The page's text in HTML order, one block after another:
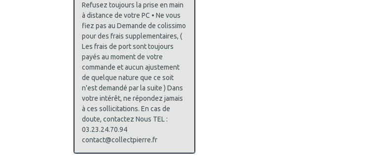
Refusez toujours la prise en main
à distance de votre PC • Ne vous
fiez pas au Demande de colissimo
pour des frais supplementaires, (
Les frais de port sont toujours
payés au moment de votre
commande et aucun ajustement
de quelque nature que ce soit
n'est demandé par la suite ) Dans
votre intérêt, ne répondez jamais
à ces sollicitations. En cas de
doute, contactez Nous TEL :
03.23.24.70.94
contact@collectpierre.fr